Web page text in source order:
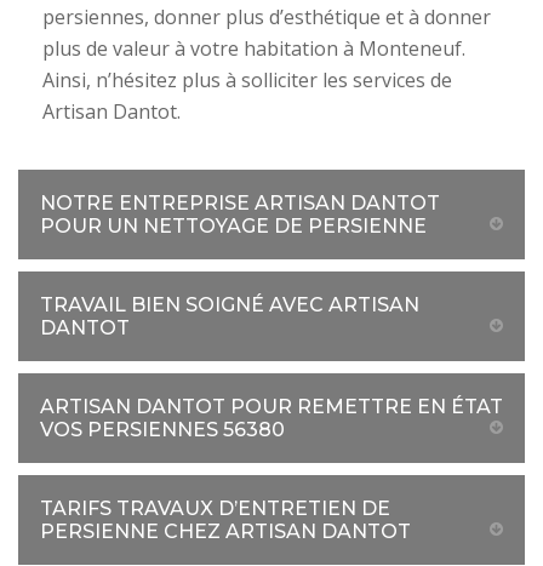
persiennes, donner plus d’esthétique et à donner
plus de valeur à votre habitation à Monteneuf.
Ainsi, n’hésitez plus à solliciter les services de
Artisan Dantot.
NOTRE ENTREPRISE ARTISAN DANTOT
POUR UN NETTOYAGE DE PERSIENNE
TRAVAIL BIEN SOIGNÉ AVEC ARTISAN
DANTOT
ARTISAN DANTOT POUR REMETTRE EN ÉTAT
VOS PERSIENNES 56380
TARIFS TRAVAUX D’ENTRETIEN DE
PERSIENNE CHEZ ARTISAN DANTOT